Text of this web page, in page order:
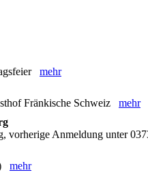
mehr
Fränkische Schweiz mehr
vorherige Anmeldung unter
mehr